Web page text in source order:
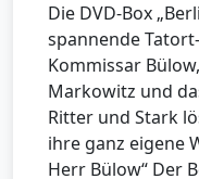
Die DVD-Box
spannende
Kommissar
Markowitz und
Ritter und Stark
ihre ganz eigene
Herr Bülow“ Der